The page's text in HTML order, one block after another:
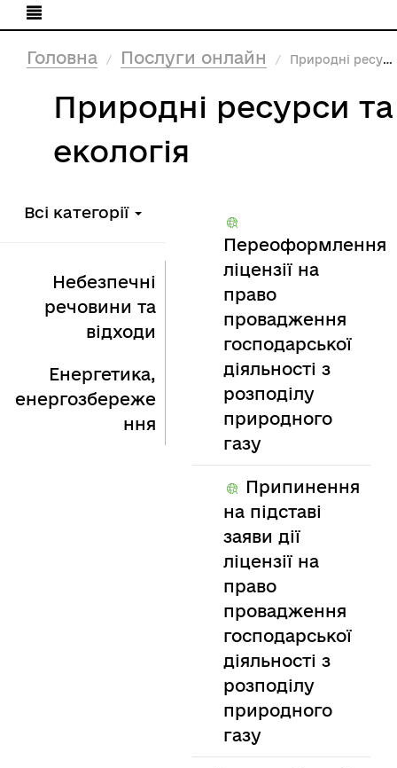
Головна Послуги онлайн Природні ресурси та екологія
Природні ресурси та
екологія
Всі категорії
Небезпечні
речовини та
відходи
Енергетика,
енергозбереже
ння
Переоформлення
ліцензії на
право
провадження
господарської
діяльності з
розподілу
природного
газу
Припинення
на підставі
заяви дії
ліцензії на
право
провадження
господарської
діяльності з
розподілу
природного
газу